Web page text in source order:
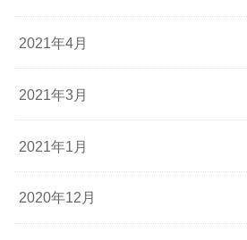
2021年4月
2021年3月
2021年1月
2020年12月